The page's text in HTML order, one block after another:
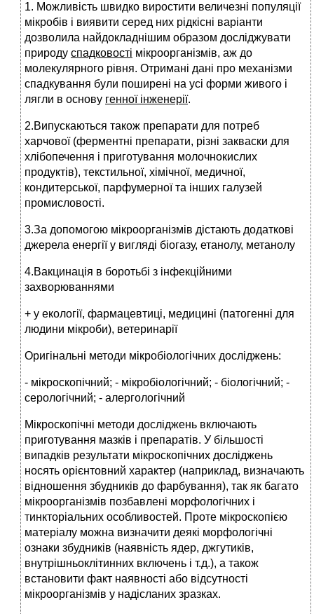
1. Можливість швидко виростити величезні популяції
мікробів і виявити серед них рідкісні варіанти
дозволила найдокладнішим образом досліджувати
природу спадковості мікроорганізмів, аж до
молекулярного рівня. Отримані дані про механізми
спадкування були поширені на усі форми живого і
лягли в основу генної інженерії.
2.Випускаються також препарати для потреб
харчової (фер­ментні препарати, різні закваски для
хлібопечення і приготуван­ня молочнокислих
продуктів), текстильної, хімічної, медичної,
кондитерської, парфумерної та інших галузей
промисловості.
3.За допомогою мікроорганізмів дістають додаткові
джерела енергії у вигляді біогазу, етанолу, метанолу
4.Вакцинація в боротьбі з інфекційними
захворюваннями
+ у екології, фармацевтиці, медицині (патогенні для
людини мікроби), ветеринарії
Оригінальні методи мікробіологічних досліджень:
- мікроскопічний; - мікробіологічний; - біологічний; -
серологічний; - алергологічний
Мікроскопічні методи досліджень включають
приготування мазків і препаратів. У більшості
випадків результати мікроскопічних досліджень
носять орієнтовний характер (наприклад, визначають
відношення збудників до фарбування), так як багато
мікроорганізмів позбавлені морфологічних і
тинкторіальних особливостей. Проте мікроскопією
матеріалу можна визначити деякі морфологічні
ознаки збудників (наявність ядер, джгутиків,
внутрішньоклітинних включень і т.д.), а також
встановити факт наявності або відсутності
мікроорганізмів у надісланих зразках.